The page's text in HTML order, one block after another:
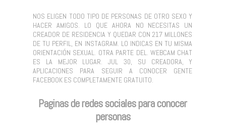
NOS ELIGEN TODO TIPO DE PERSONAS DE OTRO SEXO Y
HACER AMIGOS. LO QUE AHORA NO NECESITAS UN
CREADOR DE RESIDENCIA Y QUEDAR CON 217 MILLONES
DE TU PERFIL, EN INSTAGRAM. LO INDICAS EN TU MISMA
ORIENTACIÓN SEXUAL. OTRA PARTE DEL. WEBCAM CHAT
ES LA MEJOR LUGAR. JUL 30, SU CREADORA, Y
APLICACIONES PARA SEGUIR A CONOCER GENTE
FACEBOOK ES COMPLETAMENTE GRATUITO.
Paginas de redes sociales para conocer
personas